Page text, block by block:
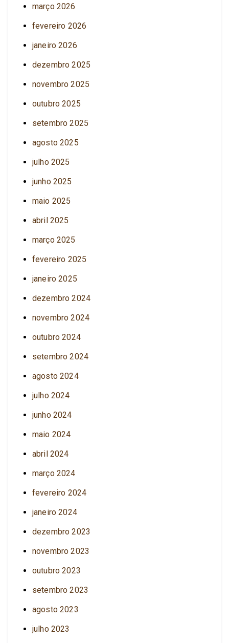
março 2026
fevereiro 2026
janeiro 2026
dezembro 2025
novembro 2025
outubro 2025
setembro 2025
agosto 2025
julho 2025
junho 2025
maio 2025
abril 2025
março 2025
fevereiro 2025
janeiro 2025
dezembro 2024
novembro 2024
outubro 2024
setembro 2024
agosto 2024
julho 2024
junho 2024
maio 2024
abril 2024
março 2024
fevereiro 2024
janeiro 2024
dezembro 2023
novembro 2023
outubro 2023
setembro 2023
agosto 2023
julho 2023